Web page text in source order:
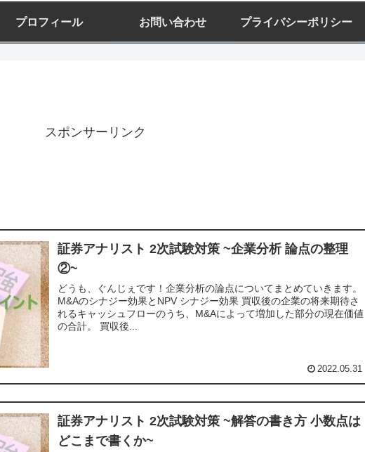
プロフィール お問い合わせ プライバシーポリシー
スポンサーリンク
証券アナリスト 2次試験対策 ~企業分析 論点の整理
②~
どうも、ぐんじぇです！企業分析の論点についてまとめていきます。
M&Aのシナジー効果とNPV シナジー効果 買収後の企業の将来期待さ
れるキャッシュフローのうち、M&Aによって増加した部分の現在価値
の合計。 買収後...
2022.05.31
証券アナリスト 2次試験対策 ~解答の書き方 小数点は
どこまで書くか~